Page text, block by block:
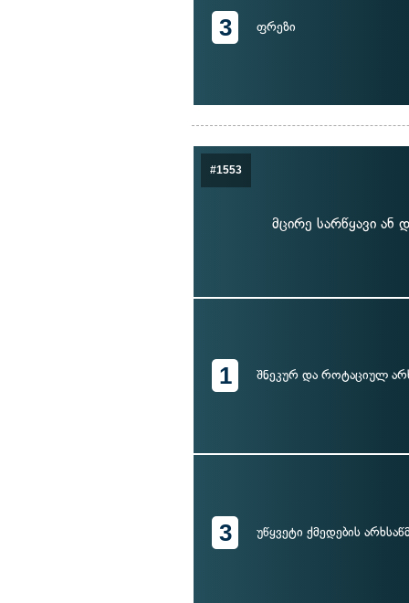
3 ფრეზი
#1553
მცირე სარწყავი ან
1 შნეკურ და როტაციულ
3 უწყვეტი ქმედების